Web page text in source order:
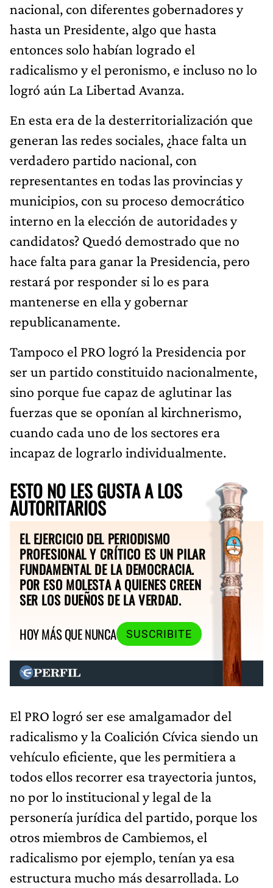
nacional, con diferentes gobernadores y
hasta un Presidente, algo que hasta
entonces solo habían logrado el
radicalismo y el peronismo, e incluso no lo
logró aún La Libertad Avanza.
En esta era de la desterritorialización que
generan las redes sociales, ¿hace falta un
verdadero partido nacional, con
representantes en todas las provincias y
municipios, con su proceso democrático
interno en la elección de autoridades y
candidatos? Quedó demostrado que no
hace falta para ganar la Presidencia, pero
restará por responder si lo es para
mantenerse en ella y gobernar
republicanamente.
Tampoco el PRO logró la Presidencia por
ser un partido constituido nacionalmente,
sino porque fue capaz de aglutinar las
fuerzas que se oponían al kirchnerismo,
cuando cada uno de los sectores era
incapaz de lograrlo individualmente.
ESTO NO LES GUSTA A LOS
AUTORITARIOS
EL EJERCICIO DEL PERIODISMO
PROFESIONAL Y CRÍTICO ES UN PILAR
FUNDAMENTAL DE LA DEMOCRACIA.
POR ESO MOLESTA A QUIENES CREEN
SER LOS DUEÑOS DE LA VERDAD.
HOY MÁS QUE NUNCA
SUSCRIBITE
El PRO logró ser ese amalgamador del
radicalismo y la Coalición Cívica siendo un
vehículo eficiente, que les permitiera a
todos ellos recorrer esa trayectoria juntos,
no por lo institucional y legal de la
personería jurídica del partido, porque los
otros miembros de Cambiemos, el
radicalismo por ejemplo, tenían ya esa
estructura mucho más desarrollada. Lo